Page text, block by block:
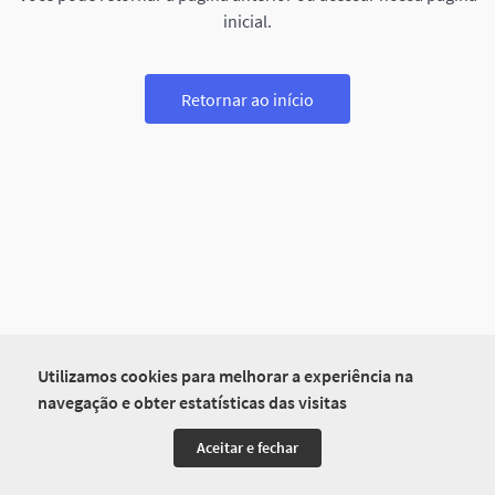
Utilizamos cookies para melhorar a experiência na
navegação e obter estatísticas das visitas
Aceitar e fechar
inicial.
Retornar ao início